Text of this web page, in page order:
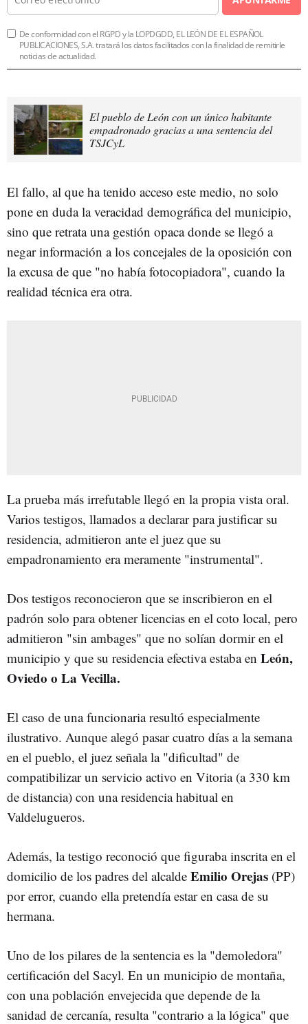
De conformidad con el RGPD y la LOPDGDD, EL LEÓN DE EL ESPAÑOL
PUBLICACIONES, S.A. tratará los datos facilitados con la finalidad de remitirle
noticias de actualidad.
El pueblo de León con un único habitante
empadronado gracias a una sentencia del
TSJCyL
El fallo, al que ha tenido acceso este medio, no solo
pone en duda la veracidad demográfica del municipio,
sino que retrata una gestión opaca donde se llegó a
negar información a los concejales de la oposición con
la excusa de que "no había fotocopiadora", cuando la
realidad técnica era otra.
La prueba más irrefutable llegó en la propia vista oral.
Varios testigos, llamados a declarar para justificar su
residencia, admitieron ante el juez que su
empadronamiento era meramente "instrumental".
Dos testigos reconocieron que se inscribieron en el
padrón solo para obtener licencias en el coto local, pero
admitieron "sin ambages" que no solían dormir en el
municipio y que su residencia efectiva estaba en León,
Oviedo o La Vecilla.
El caso de una funcionaria resultó especialmente
ilustrativo. Aunque alegó pasar cuatro días a la semana
en el pueblo, el juez señala la "dificultad" de
compatibilizar un servicio activo en Vitoria (a 330 km
de distancia) con una residencia habitual en
Valdelugueros.
Además, la testigo reconoció que figuraba inscrita en el
domicilio de los padres del alcalde Emilio Orejas (PP)
por error, cuando ella pretendía estar en casa de su
hermana.
Uno de los pilares de la sentencia es la "demoledora"
certificación del Sacyl. En un municipio de montaña,
con una población envejecida que depende de la
sanidad de cercanía, resulta "contrario a la lógica" que